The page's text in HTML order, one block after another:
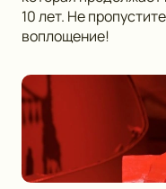
10 лет. Не
воплощение!